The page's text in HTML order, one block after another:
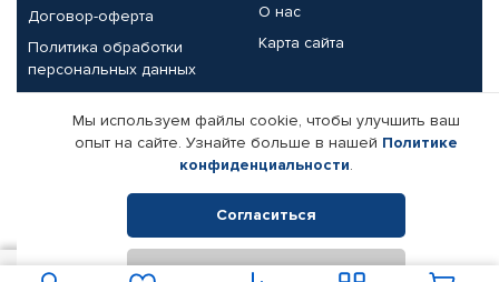
Договор-оферта
Политика обработки
персональных данных
О нас
Карта сайта
Партнерам
Корпоративным клиентам
Поставщикам
Реквизиты компании
© КАМАЗ ЦЕНТР ДОНЕЦК, 2015-2026. Все права защищены.
Мы используем файлы cookie, чтобы улучшить ваш
опыт на сайте. Узнайте больше в нашей Политике
конфиденциальности.
Согласиться
Отклонить